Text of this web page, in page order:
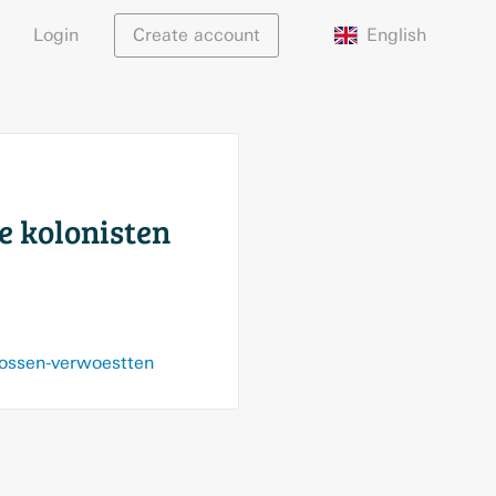
Login Create account English
kolonisten
verwoestten